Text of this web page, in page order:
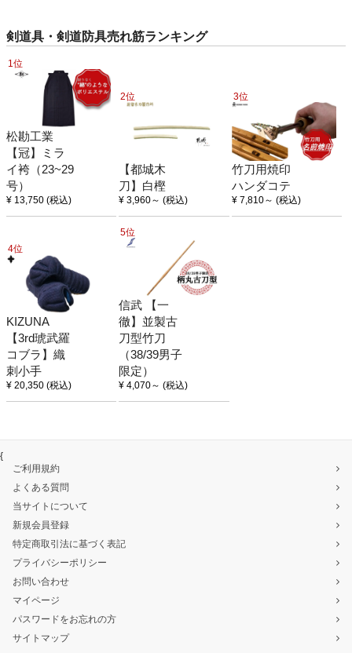
剣道具・剣道防具売れ筋ランキング
1位
松勘工業
【冠】ミラ
イ袴（23~29
号）
¥ 13,750 (税込)
2位
【都城木
刀】白樫
¥ 3,960～ (税込)
3位
竹刀用焼印
ハンダコテ
¥ 7,810～ (税込)
4位
KIZUNA
【3rd琥武羅
コブラ】織
刺小手
¥ 20,350 (税込)
5位
信武 【一
徹】並製古
刀型竹刀
（38/39男子
限定）
¥ 4,070～ (税込)
{
ご利用規約
よくある質問
当サイトについて
新規会員登録
特定商取引法に基づく表記
プライバシーポリシー
お問い合わせ
マイページ
パスワードをお忘れの方
サイトマップ